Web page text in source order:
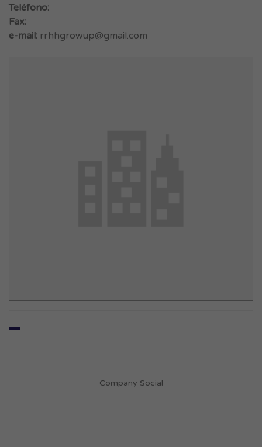
Teléfono:
Fax:
e-mail: rrhhgrowup@gmail.com
Company Social